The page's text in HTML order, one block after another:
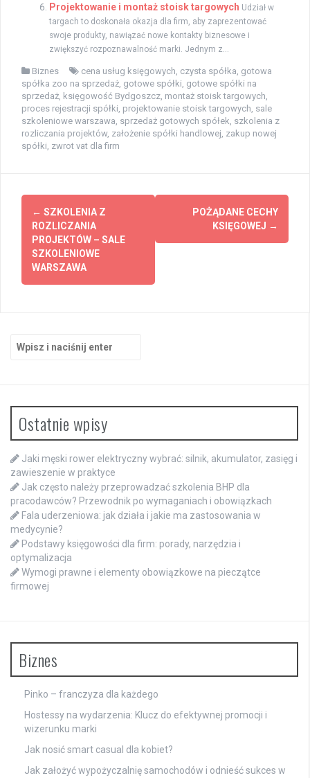
Projektowanie i montaż stoisk targowych Udział w
targach to doskonała okazja dla firm, aby zaprezentować
swoje produkty, nawiązać nowe kontakty biznesowe i
zwiększyć rozpoznawalność marki. Jednym z...
Biznes cena usług księgowych, czysta spółka, gotowa
spółka zoo na sprzedaż, gotowe spółki, gotowe spółki na
sprzedaż, księgowość Bydgoszcz, montaż stoisk targowych,
proces rejestracji spółki, projektowanie stoisk targowych, sale
szkoleniowe warszawa, sprzedaż gotowych spółek, szkolenia z
rozliczania projektów, założenie spółki handlowej, zakup nowej
spółki, zwrot vat dla firm
Zobacz
wpisy
← SZKOLENIA Z
ROZLICZANIA
PROJEKTÓW – SALE
SZKOLENIOWE
WARSZAWA
POŻĄDANE CECHY
KSIĘGOWEJ →
Ostatnie wpisy
Jaki męski rower elektryczny wybrać: silnik, akumulator, zasięg i
zawieszenie w praktyce
Jak często należy przeprowadzać szkolenia BHP dla
pracodawców? Przewodnik po wymaganiach i obowiązkach
Fala uderzeniowa: jak działa i jakie ma zastosowania w
medycynie?
Podstawy księgowości dla firm: porady, narzędzia i
optymalizacja
Wymogi prawne i elementy obowiązkowe na pieczątce
firmowej
Biznes
Pinko – franczyza dla każdego
Hostessy na wydarzenia: Klucz do efektywnej promocji i
wizerunku marki
Jak nosić smart casual dla kobiet?
Jak założyć wypożyczalnię samochodów i odnieść sukces w